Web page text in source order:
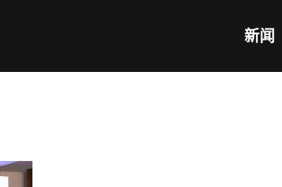
新闻